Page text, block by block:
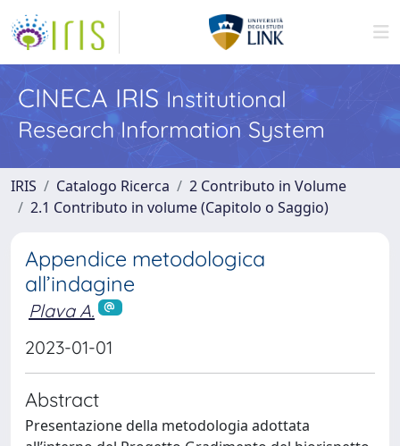
CINECA IRIS Institutional
Research Information System
IRIS Catalogo Ricerca
2 Contributo in Volume
2.1 Contributo in volume (Capitolo o Saggio)
Appendice metodologica
all’indagine
Plava A.
2023-01-01
Abstract
Presentazione della metodologia adottata